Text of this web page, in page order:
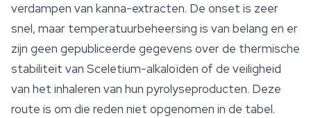
verdampen van kanna-extracten. De onset is zeer
snel, maar temperatuurbeheersing is van belang en er
zijn geen gepubliceerde gegevens over de thermische
stabiliteit van Sceletium-alkaloïden of de veiligheid
van het inhaleren van hun pyrolyseproducten. Deze
route is om die reden niet opgenomen in de tabel.